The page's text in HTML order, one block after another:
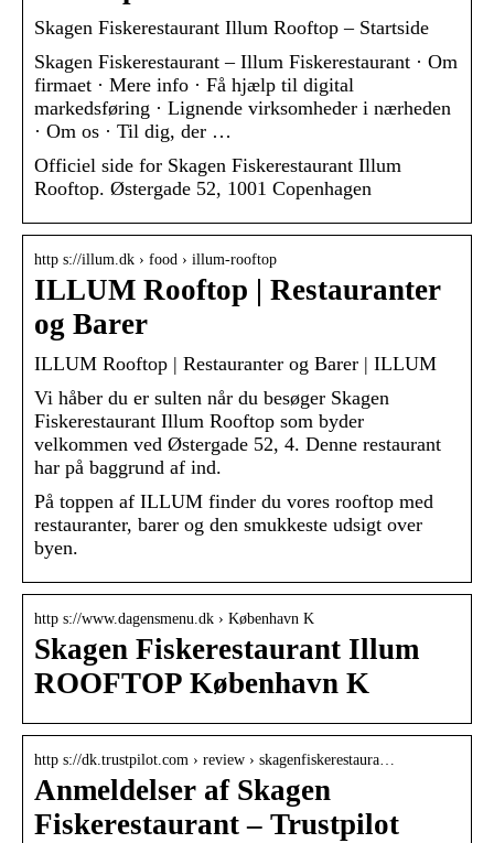
Skagen Fiskerestaurant Illum Rooftop – Startside
Skagen Fiskerestaurant – Illum Fiskerestaurant · Om
firmaet · Mere info · Få hjælp til digital
markedsføring · Lignende virksomheder i nærheden
· Om os · Til dig, der …
Officiel side for Skagen Fiskerestaurant Illum
Rooftop. Østergade 52, 1001 Copenhagen
http s://illum.dk › food › illum-rooftop
ILLUM Rooftop | Restauranter
og Barer
ILLUM Rooftop | Restauranter og Barer | ILLUM
Vi håber du er sulten når du besøger Skagen
Fiskerestaurant Illum Rooftop som byder
velkommen ved Østergade 52, 4. Denne restaurant
har på baggrund af ind.
På toppen af ILLUM finder du vores rooftop med
restauranter, barer og den smukkeste udsigt over
byen.
http s://www.dagensmenu.dk › København K
Skagen Fiskerestaurant Illum
ROOFTOP København K
http s://dk.trustpilot.com › review › skagenfiskerestaura…
Anmeldelser af Skagen
Fiskerestaurant – Trustpilot